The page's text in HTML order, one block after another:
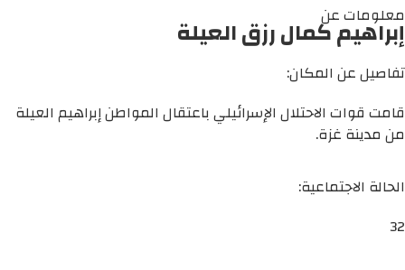
معلومات عن
إبراهيم كمال رزق العيلة
تفاصيل عن المكان:
قامت قوات الاحتلال الإسرائيلي باعتقال المواطن إبراهيم العيلة
من مدينة غزة.
الحالة الاجتماعية:
32